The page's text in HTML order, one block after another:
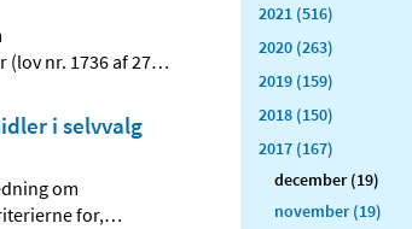
nr. 1736 af 27…
i selvvalg
om
for,…
2021 (516)
2020 (263)
2019 (159)
2018 (150)
2017 (167)
december (19)
november (19)